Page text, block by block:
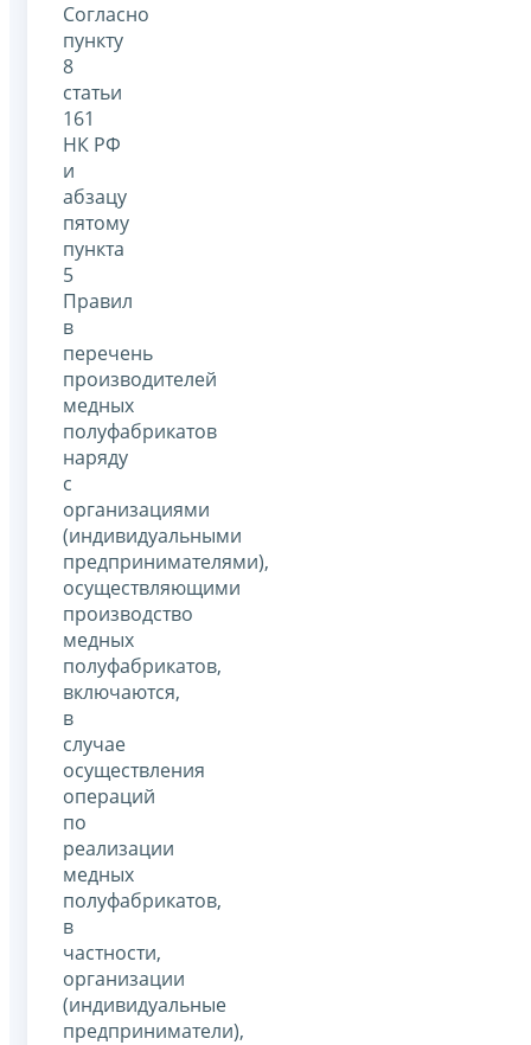
Согласно
пункту
8
статьи
161
НК РФ
и
абзацу
пятому
пункта
5
Правил
в
перечень
производителей
медных
полуфабрикатов
наряду
с
организациями
(индивидуальными
предпринимателями),
осуществляющими
производство
медных
полуфабрикатов,
включаются,
в
случае
осуществления
операций
по
реализации
медных
полуфабрикатов,
в
частности,
организации
(индивидуальные
предприниматели),